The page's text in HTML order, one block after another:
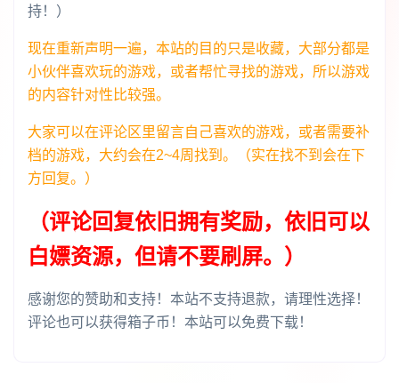
持！）
现在重新声明一遍，本站的目的只是收藏，大部分都是
小伙伴喜欢玩的游戏，或者帮忙寻找的游戏，所以游戏
的内容针对性比较强。
大家可以在评论区里留言自己喜欢的游戏，或者需要补
档的游戏，大约会在2~4周找到。（实在找不到会在下
方回复。）
（评论回复依旧拥有奖励，依旧可以
白嫖资源，但请不要刷屏。）
感谢您的赞助和支持！本站不支持退款，请理性选择！
评论也可以获得箱子币！本站可以免费下载！